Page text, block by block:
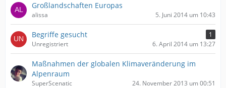
Großlandschaften Europas
alissa 5. Juni 2014 um 10:43
Begriffe gesucht
1
Unregistriert
6. April 2014 um 13:27
Maßnahmen der globalen Klimaveränderung im
Alpenraum
SuperScenatic 24. November 2013 um 00:51